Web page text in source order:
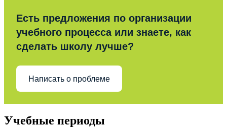
Есть предложения по организации
учебного процесса или знаете, как
сделать школу лучше?
Написать о проблеме
Учебные периоды